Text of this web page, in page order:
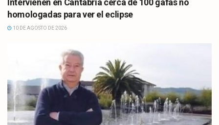
homologadas para ver el eclipse
10 DE AGOSTO DE 2026